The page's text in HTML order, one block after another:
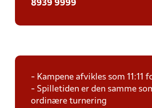
8939 9999
- Kampene afvikles som 11:11
- Spilletiden er den samme
ordinære turnering